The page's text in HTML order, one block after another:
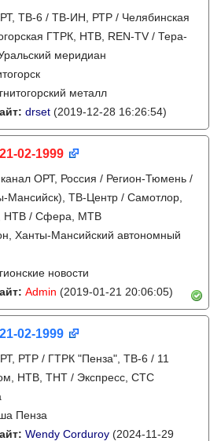
ТВ-6 / ТВ-ИН, РТР / Челябинская
ГТРК, НТВ, REN-TV / Тера-
меридиан
металл
drset (2019-12-28 16:26:54)
02-1999
ОРТ, Россия / Регион-Тюмень /
Мансийск), ТВ-Центр / Самотлор,
НТВ / Сфера, МТВ
Ханты-Мансийский автономный
новости
Admin (2019-01-21 20:06:05)
02-1999
РТР / ГТРК "Пенза", ТВ-6 / 11
НТВ, ТНТ / Экспресс, СТС
Пенза
Wendy Corduroy (2024-11-29